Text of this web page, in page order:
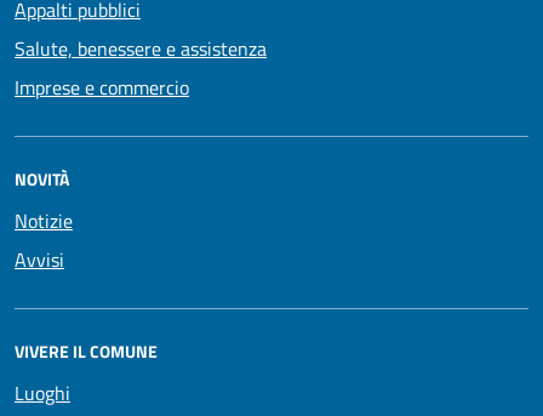
Appalti pubblici
Salute, benessere e assistenza
Imprese e commercio
NOVITÀ
Notizie
Avvisi
VIVERE IL COMUNE
Luoghi